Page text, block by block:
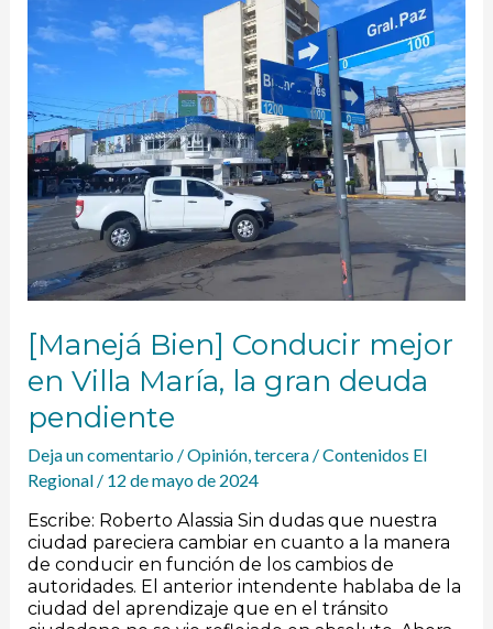
[Manejá Bien] Conducir mejor
en Villa María, la gran deuda
pendiente
Deja un comentario /Opinión,tercera/Contenidos El
Regional / 12 de mayo de 2024
Escribe: Roberto Alassia Sin dudas que nuestra
ciudad pareciera cambiar en cuanto a la manera
de conducir en función de los cambios de
autoridades. El anterior intendente hablaba de la
ciudad del aprendizaje que en el tránsito
Conducir
mejor
en
María,
la
gran
deuda
pendiente